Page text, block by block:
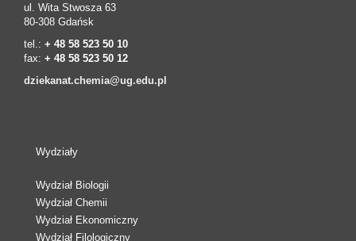
ul. Wita Stwosza 63
80-308 Gdańsk
tel.: + 48 58 523 50 10
fax: + 48 58 523 50 12
dziekanat.chemia@ug.edu.pl
Wydziały
Wydział Biologii
Wydział Chemii
Wydział Ekonomiczny
Wydział Filologiczny